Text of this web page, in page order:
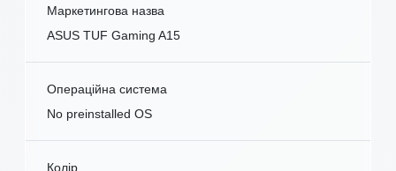
Маркетингова назва
ASUS TUF Gaming A15
Операційна система
No preinstalled OS
Колір